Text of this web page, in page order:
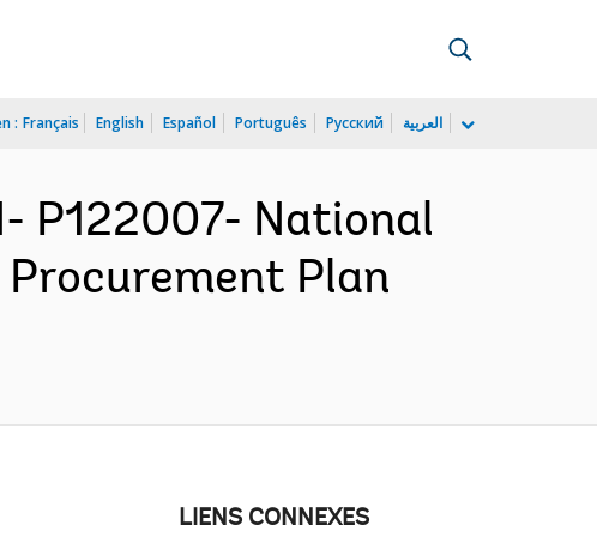
: Français English Español Português Русский العربية
P122007- National
Plan
LIENS CONNEXES